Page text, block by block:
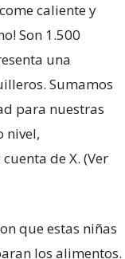
caliente y
Son 1.500
una
Sumamos
para nuestras
nivel,
de X. (Ver
que estas niñas
los alimentos.